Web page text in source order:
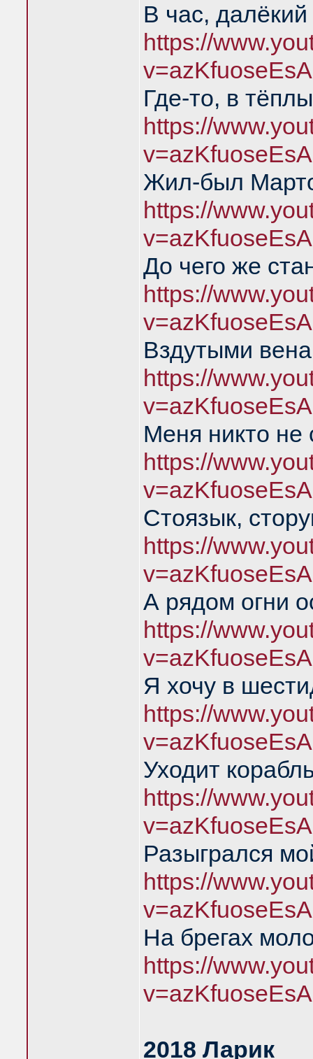
В час, далёкий
https://
Где-то, в
https://
Жил-был
https://
До чего же
https://
Вздутыми
https://
Меня никто
https://
Стоязык,
https://
А рядом огни
https://
Я хочу в
https://
Уходит
https://
Разыгрался
https://
На брегах
https://
2018 Ларик